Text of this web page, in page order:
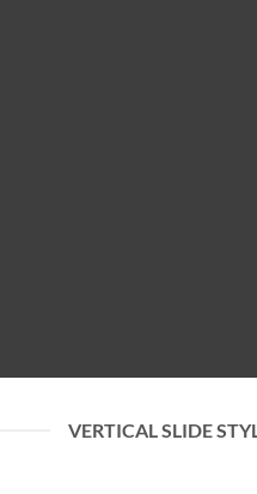
VERTICAL SLIDE